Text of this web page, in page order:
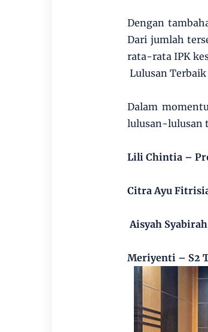
Dengan
Dari jumlah
rata-rata IPK
Lulusan
Dalam
lulusan-lulusan
Lili Chintia –
Citra Ayu
Aisyah
Meriyenti – S2